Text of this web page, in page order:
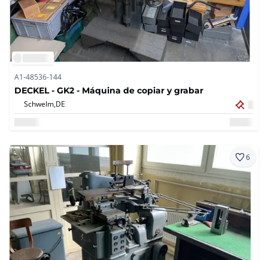
A1-48536-144
DECKEL - GK2 - Máquina de copiar y grabar
Schwelm,DE
6